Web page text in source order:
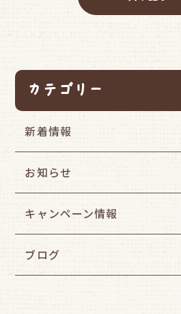
カテゴリー
新着情報
お知らせ
キャンペーン情報
ブログ